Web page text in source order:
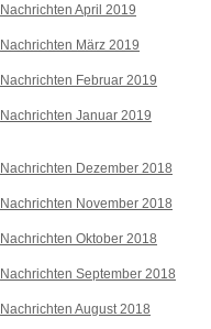
Nachrichten April 2019
Nachrichten März 2019
Nachrichten Februar 2019
Nachrichten Januar 2019
Nachrichten Dezember 2018
Nachrichten November 2018
Nachrichten Oktober 2018
Nachrichten September 2018
Nachrichten August 2018